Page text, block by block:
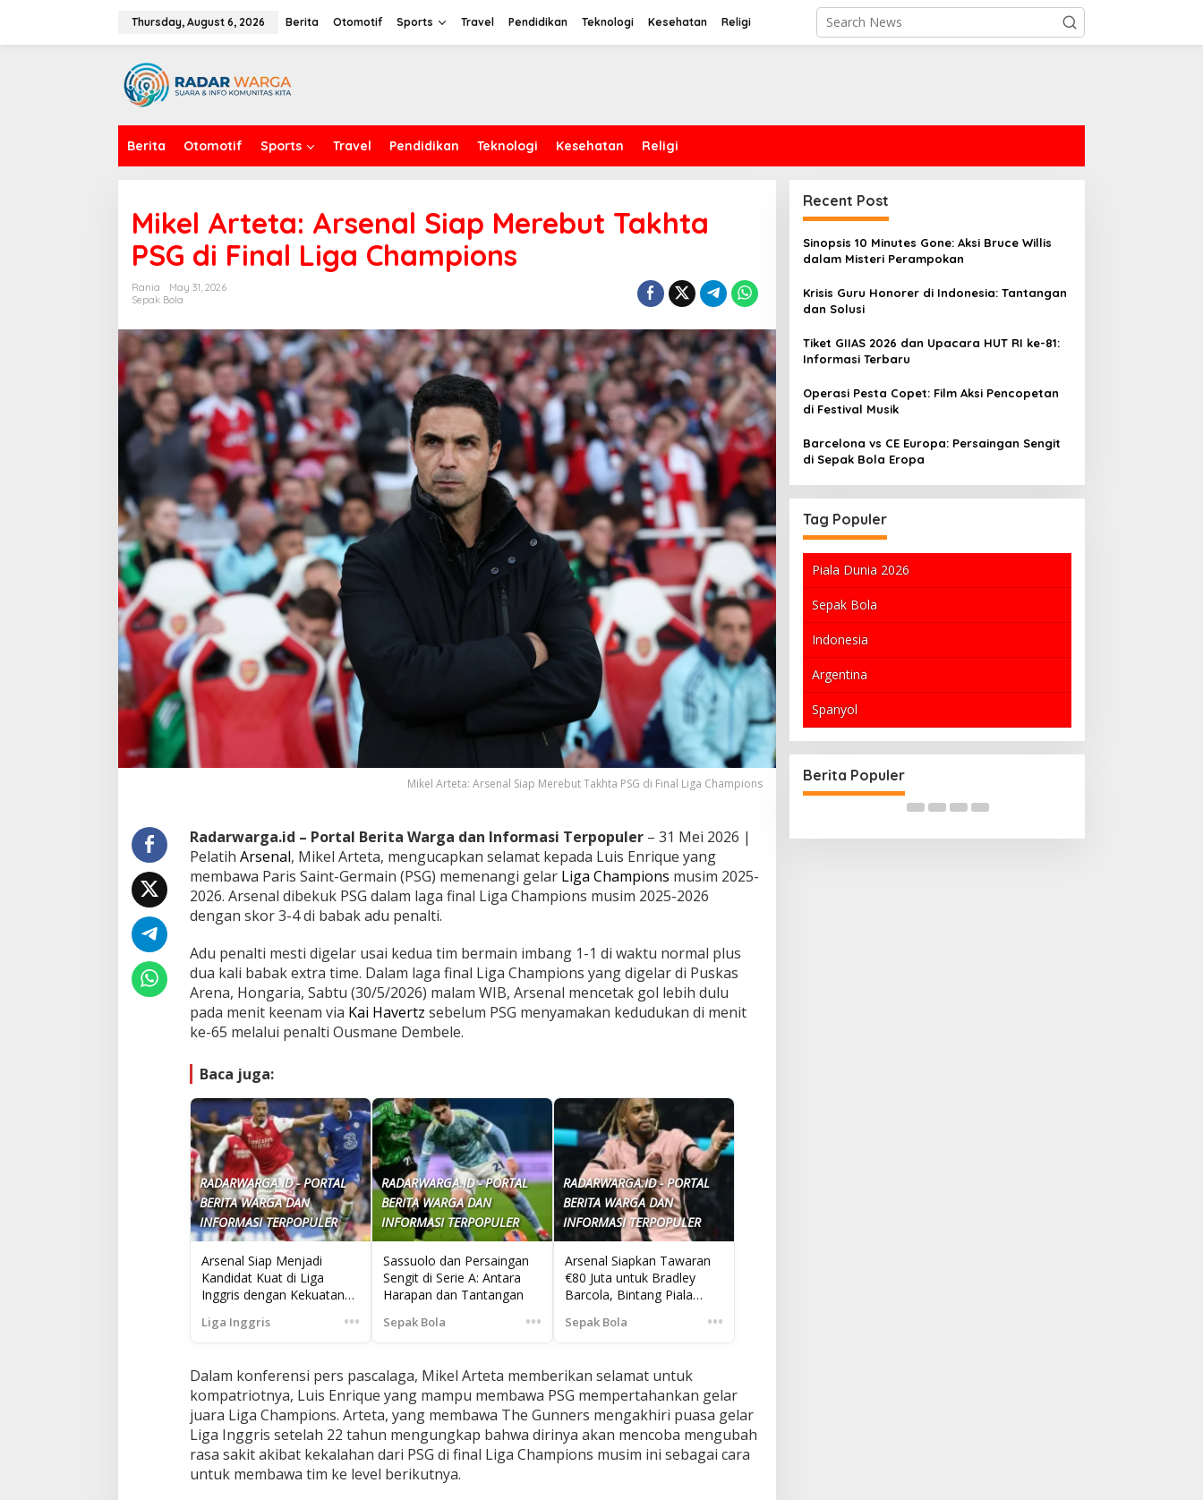
Thursday, August 6, 2026 Berita Otomotif Sports Travel Pendidikan Teknologi Kesehatan Religi
Berita Otomotif Sports Travel Pendidikan Teknologi Kesehatan Religi
Mikel Arteta: Arsenal Siap Merebut Takhta
PSG di Final Liga Champions
Rania
May 31, 2026
Sepak Bola
Mikel Arteta: Arsenal Siap Merebut Takhta PSG di Final Liga Champions
Radarwarga.id – Portal Berita Warga dan Informasi Terpopuler– 31 Mei 2026 |
Pelatih Arsenal, Mikel Arteta, mengucapkan selamat kepada Luis Enrique yang
membawa Paris Saint-Germain (PSG) memenangi gelar Liga Champions musim 2025-
2026. Arsenal dibekuk PSG dalam laga final Liga Champions musim 2025-2026
dengan skor 3-4 di babak adu penalti.
Adu penalti mesti digelar usai kedua tim bermain imbang 1-1 di waktu normal plus
dua kali babak extra time. Dalam laga final Liga Champions yang digelar di Puskas
Arena, Hongaria, Sabtu (30/5/2026) malam WIB, Arsenal mencetak gol lebih dulu
pada menit keenam via Kai Havertz sebelum PSG menyamakan kedudukan di menit
ke-65 melalui penalti Ousmane Dembele.
Baca juga:
RADARWARGA.ID - PORTAL
BERITA WARGA DAN
INFORMASI TERPOPULER
Arsenal Siap Menjadi
Kandidat Kuat di Liga
Inggris dengan Kekuatan
Liga Inggris •••
RADARWARGA.ID - PORTAL
BERITA WARGA DAN
INFORMASI TERPOPULER
Sassuolo dan Persaingan
Sengit di Serie A: Antara
Harapan dan Tantangan
Sepak Bola •••
RADARWARGA.ID - PORTAL
BERITA WARGA DAN
INFORMASI TERPOPULER
Arsenal Siapkan Tawaran
€80 Juta untuk Bradley
Barcola, Bintang Piala
Sepak Bola •••
Dalam konferensi pers pascalaga, Mikel Arteta memberikan selamat untuk
kompatriotnya, Luis Enrique yang mampu membawa PSG mempertahankan gelar
juara Liga Champions. Arteta, yang membawa The Gunners mengakhiri puasa gelar
Liga Inggris setelah 22 tahun mengungkap bahwa dirinya akan mencoba mengubah
rasa sakit akibat kekalahan dari PSG di final Liga Champions musim ini sebagai cara
untuk membawa tim ke level berikutnya.
Recent Post
Sinopsis 10 Minutes Gone: Aksi Bruce Willis
dalam Misteri Perampokan
Krisis Guru Honorer di Indonesia: Tantangan
dan Solusi
Tiket GIIAS 2026 dan Upacara HUT RI ke-81:
Informasi Terbaru
Operasi Pesta Copet: Film Aksi Pencopetan
di Festival Musik
Barcelona vs CE Europa: Persaingan Sengit
di Sepak Bola Eropa
Tag Populer
Piala Dunia 2026
Sepak Bola
Indonesia
Argentina
Spanyol
Berita Populer
Sinopsis 10 Minutes Gone: Aksi
Bruce Willis dalam Misteri
Perampokan
Krisis Guru Honorer di Indonesia:
Tiket GIIAS